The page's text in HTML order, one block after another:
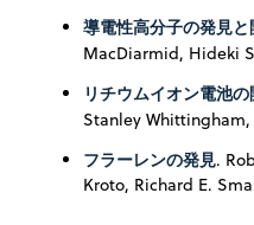
導電性高分子の発見と
MacDiarmid, Hideki
リチウムイオン電池
Stanley Whittingham,
フラーレンの発見.
Kroto, Richard E.